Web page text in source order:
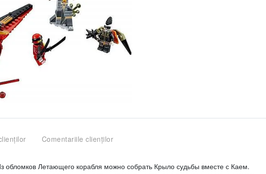
Comentariile clienților
обломков Летающего корабля можно собрать Крыло судьбы вместе с Каем.